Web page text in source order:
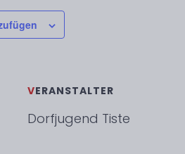
VERANSTALTER
Dorfjugend Tiste